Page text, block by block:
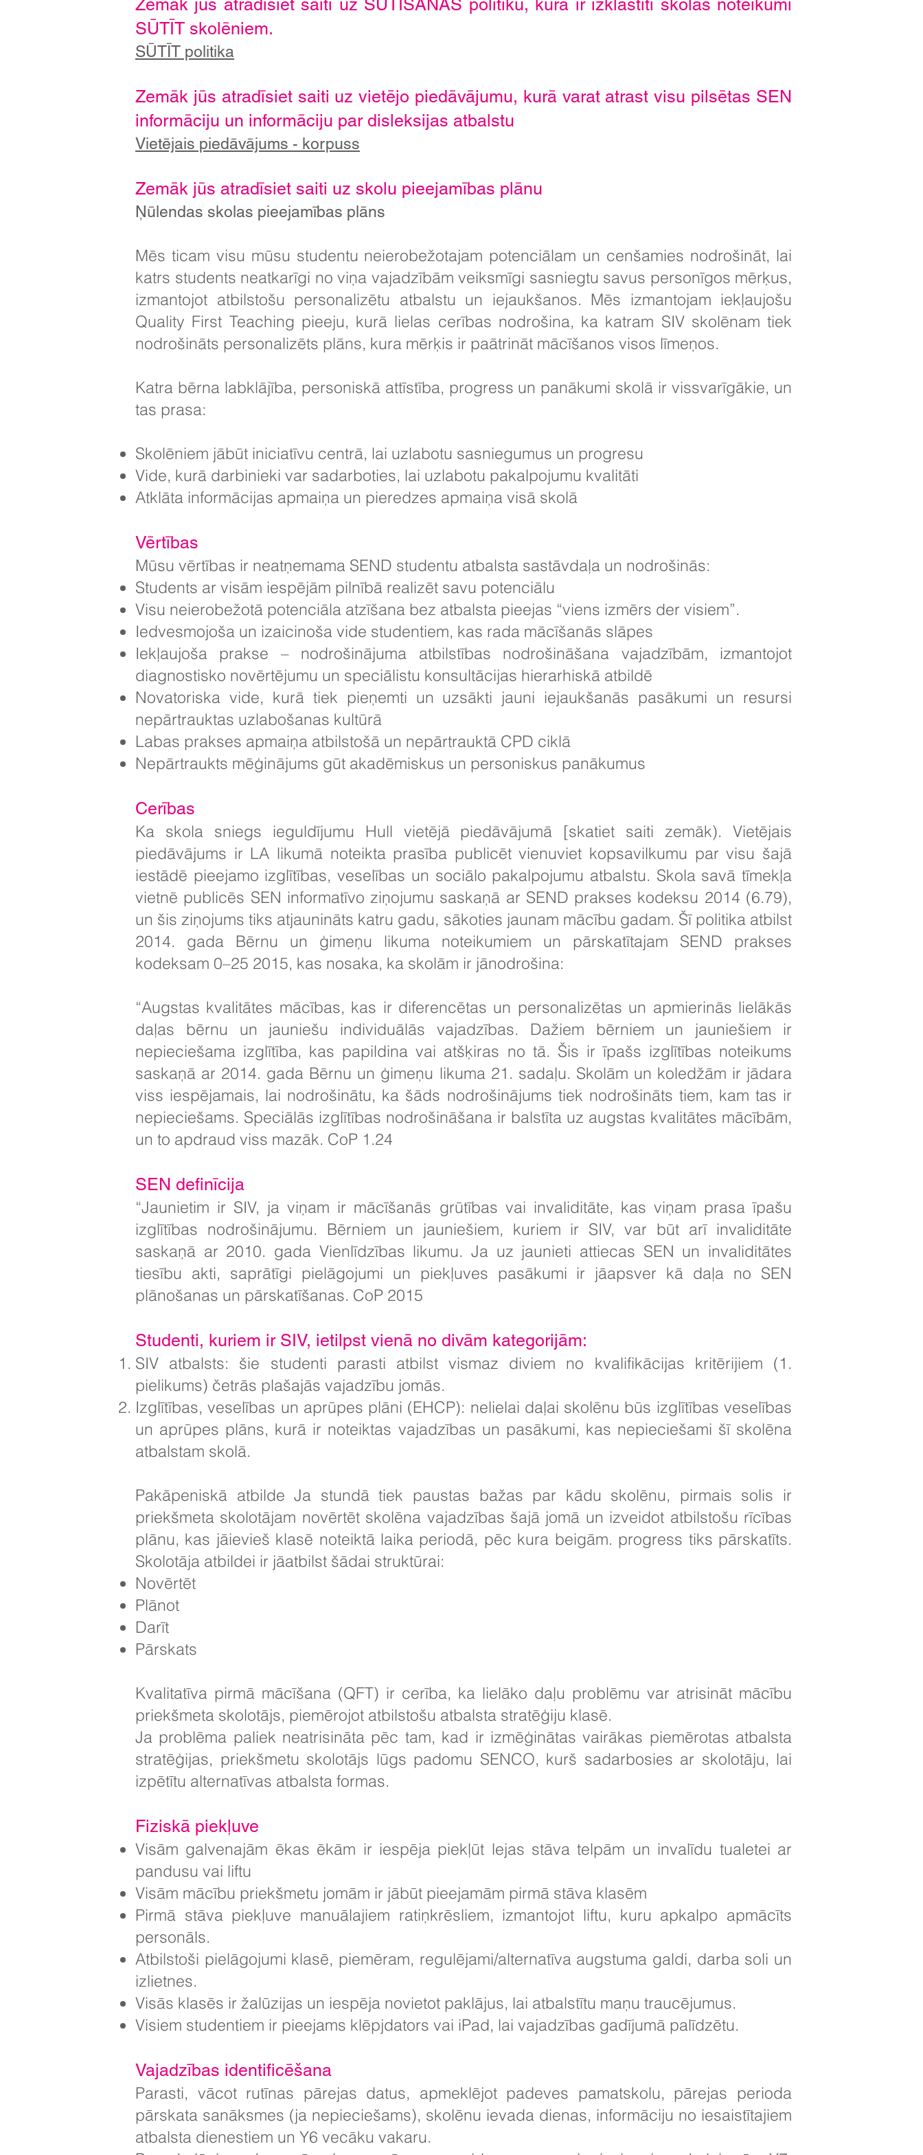
Zemāk jūs atradīsiet saiti uz SŪTĪŠANAS politiku, kurā ir izklāstīti skolas noteikumi
SŪTĪT skolēniem.​
SŪTĪT politika
Zemāk jūs atradīsiet saiti uz vietējo piedāvājumu, kurā varat atrast visu pilsētas SEN
informāciju un informāciju par disleksijas atbalstu
Vietējais piedāvājums - korpuss
Zemāk jūs atradīsiet saiti uz skolu pieejamības plānu​
Ņūlendas skolas pieejamības plāns
Mēs ticam visu mūsu studentu neierobežotajam potenciālam un cenšamies nodrošināt, lai
katrs students neatkarīgi no viņa vajadzībām veiksmīgi sasniegtu savus personīgos mērķus,
izmantojot atbilstošu personalizētu atbalstu un iejaukšanos. Mēs izmantojam iekļaujošu
Quality First Teaching pieeju, kurā lielas cerības nodrošina, ka katram SIV skolēnam tiek
nodrošināts personalizēts plāns, kura mērķis ir paātrināt mācīšanos visos līmeņos.
Katra bērna labklājība, personiskā attīstība, progress un panākumi skolā ir vissvarīgākie, un
tas prasa:
Skolēniem jābūt iniciatīvu centrā, lai uzlabotu sasniegumus un progresu
Vide, kurā darbinieki var sadarboties, lai uzlabotu pakalpojumu kvalitāti
Atklāta informācijas apmaiņa un pieredzes apmaiņa visā skolā
Vērtības
Mūsu vērtības ir neatņemama SEND studentu atbalsta sastāvdaļa un nodrošinās:
Students ar visām iespējām pilnībā realizēt savu potenciālu
Visu neierobežotā potenciāla atzīšana bez atbalsta pieejas “viens izmērs der visiem”.
Iedvesmojoša un izaicinoša vide studentiem, kas rada mācīšanās slāpes
Iekļaujoša prakse – nodrošinājuma atbilstības nodrošināšana vajadzībām, izmantojot
diagnostisko novērtējumu un speciālistu konsultācijas hierarhiskā atbildē
Novatoriska vide, kurā tiek pieņemti un uzsākti jauni iejaukšanās pasākumi un resursi
nepārtrauktas uzlabošanas kultūrā
Labas prakses apmaiņa atbilstošā un nepārtrauktā CPD ciklā
Nepārtraukts mēģinājums gūt akadēmiskus un personiskus panākumus
Cerības
Ka skola sniegs ieguldījumu Hull vietējā piedāvājumā [skatiet saiti zemāk). Vietējais
piedāvājums ir LA likumā noteikta prasība publicēt vienuviet kopsavilkumu par visu šajā
iestādē pieejamo izglītības, veselības un sociālo pakalpojumu atbalstu. Skola savā tīmekļa
vietnē publicēs SEN informatīvo ziņojumu saskaņā ar SEND prakses kodeksu 2014 (6.79),
un šis ziņojums tiks atjaunināts katru gadu, sākoties jaunam mācību gadam. Šī politika atbilst
2014. gada Bērnu un ģimeņu likuma noteikumiem un pārskatītajam SEND prakses
kodeksam 0–25 2015, kas nosaka, ka skolām ir jānodrošina:
“Augstas kvalitātes mācības, kas ir diferencētas un personalizētas un apmierinās lielākās
daļas bērnu un jauniešu individuālās vajadzības. Dažiem bērniem un jauniešiem ir
nepieciešama izglītība, kas papildina vai atšķiras no tā. Šis ir īpašs izglītības noteikums
saskaņā ar 2014. gada Bērnu un ģimeņu likuma 21. sadaļu. Skolām un koledžām ir jādara
viss iespējamais, lai nodrošinātu, ka šāds nodrošinājums tiek nodrošināts tiem, kam tas ir
nepieciešams. Speciālās izglītības nodrošināšana ir balstīta uz augstas kvalitātes mācībām,
un to apdraud viss mazāk. CoP 1.24
SEN definīcija
“Jaunietim ir SIV, ja viņam ir mācīšanās grūtības vai invaliditāte, kas viņam prasa īpašu
izglītības nodrošinājumu. Bērniem un jauniešiem, kuriem ir SIV, var būt arī invaliditāte
saskaņā ar 2010. gada Vienlīdzības likumu. Ja uz jaunieti attiecas SEN un invaliditātes
tiesību akti, saprātīgi pielāgojumi un piekļuves pasākumi ir jāapsver kā daļa no SEN
plānošanas un pārskatīšanas. CoP 2015
Studenti, kuriem ir SIV, ietilpst vienā no divām kategorijām:
SIV atbalsts: šie studenti parasti atbilst vismaz diviem no kvalifikācijas kritērijiem (1.
pielikums) četrās plašajās vajadzību jomās.
Izglītības, veselības un aprūpes plāni (EHCP): nelielai daļai skolēnu būs izglītības veselības
un aprūpes plāns, kurā ir noteiktas vajadzības un pasākumi, kas nepieciešami šī skolēna
atbalstam skolā.
Pakāpeniskā atbilde Ja stundā tiek paustas bažas par kādu skolēnu, pirmais solis ir
priekšmeta skolotājam novērtēt skolēna vajadzības šajā jomā un izveidot atbilstošu rīcības
plānu, kas jāievieš klasē noteiktā laika periodā, pēc kura beigām. progress tiks pārskatīts.
Skolotāja atbildei ir jāatbilst šādai struktūrai:
Novērtēt
Plānot
Darīt
Pārskats
Kvalitatīva pirmā mācīšana (QFT) ir cerība, ka lielāko daļu problēmu var atrisināt mācību
priekšmeta skolotājs, piemērojot atbilstošu atbalsta stratēģiju klasē.
Ja problēma paliek neatrisināta pēc tam, kad ir izmēģinātas vairākas piemērotas atbalsta
stratēģijas, priekšmetu skolotājs lūgs padomu SENCO, kurš sadarbosies ar skolotāju, lai
izpētītu alternatīvas atbalsta formas.
Fiziskā piekļuve
Visām galvenajām ēkas ēkām ir iespēja piekļūt lejas stāva telpām un invalīdu tualetei ar
pandusu vai liftu
Visām mācību priekšmetu jomām ir jābūt pieejamām pirmā stāva klasēm
Pirmā stāva piekļuve manuālajiem ratiņkrēsliem, izmantojot liftu, kuru apkalpo apmācīts
personāls.
Atbilstoši pielāgojumi klasē, piemēram, regulējami/alternatīva augstuma galdi, darba soli un
izlietnes.
Visās klasēs ir žalūzijas un iespēja novietot paklājus, lai atbalstītu maņu traucējumus.
Visiem studentiem ir pieejams klēpjdators vai iPad, lai vajadzības gadījumā palīdzētu.
Vajadzības identificēšana
Parasti, vācot rutīnas pārejas datus, apmeklējot padeves pamatskolu, pārejas perioda
pārskata sanāksmes (ja nepieciešams), skolēnu ievada dienas, informāciju no iesaistītajiem
atbalsta dienestiem un Y6 vecāku vakaru.